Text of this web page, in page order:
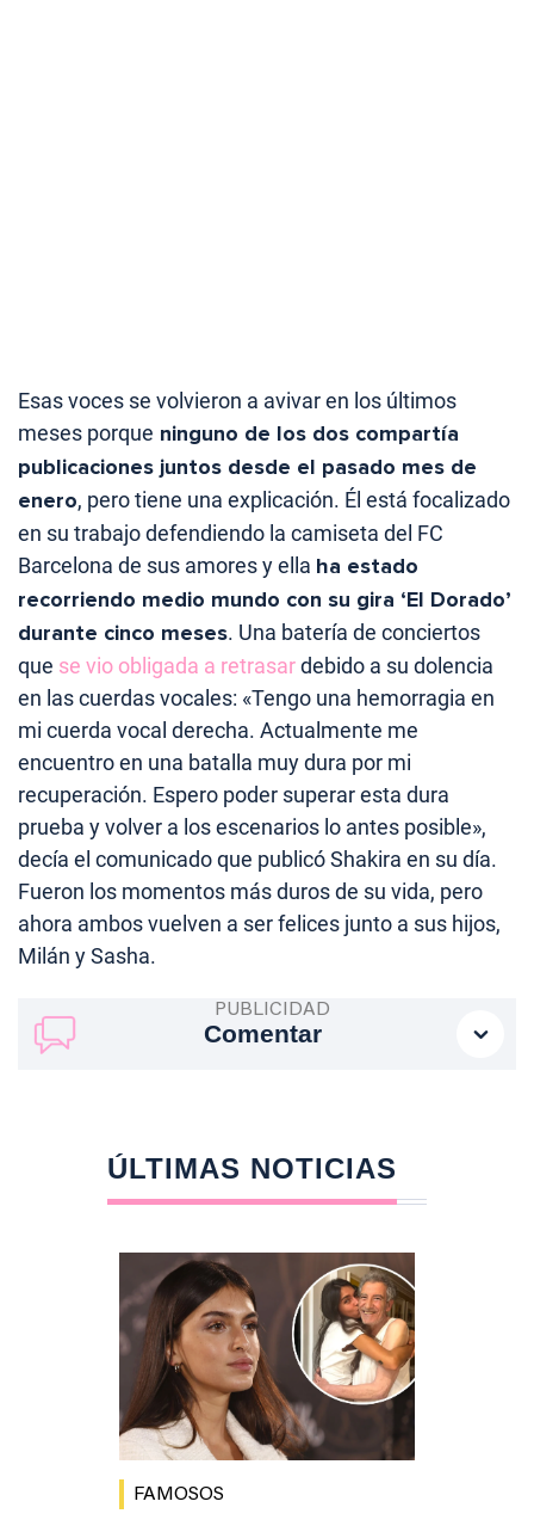
Esas voces se volvieron a avivar en los últimos
meses porque ninguno de los dos compartía
publicaciones juntos desde el pasado mes de
enero, pero tiene una explicación. Él está focalizado
en su trabajo defendiendo la camiseta del FC
Barcelona de sus amores y ella ha estado
recorriendo medio mundo con su gira ‘El Dorado’
durante cinco meses. Una batería de conciertos
que se vio obligada a retrasardebido a su dolencia
en las cuerdas vocales: «Tengo una hemorragia en
mi cuerda vocal derecha. Actualmente me
encuentro en una batalla muy dura por mi
recuperación. Espero poder superar esta dura
prueba y volver a los escenarios lo antes posible»,
decía el comunicado que publicó Shakira en su día.
Fueron los momentos más duros de su vida, pero
ahora ambos vuelven a ser felices junto a sus hijos,
Milán y Sasha.
Comentar
ÚLTIMAS NOTICIAS
FAMOSOS